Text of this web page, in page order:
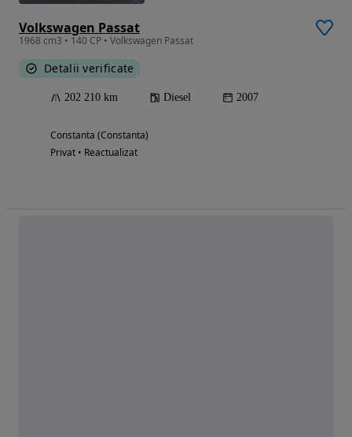
Volkswagen Passat
1968 cm3 • 140 CP • Volkswagen Passat
Detalii verificate
202 210 km Diesel 2007
Constanta (Constanta)
Privat • Reactualizat